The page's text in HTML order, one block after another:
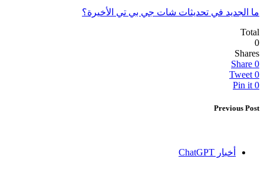
ما الجديد في تحديثات شات جي بي تي الأخيرة؟
Total
0
Shares
Share 0
Tweet 0
Pin it 0
Previous Post
أخبار ChatGPT